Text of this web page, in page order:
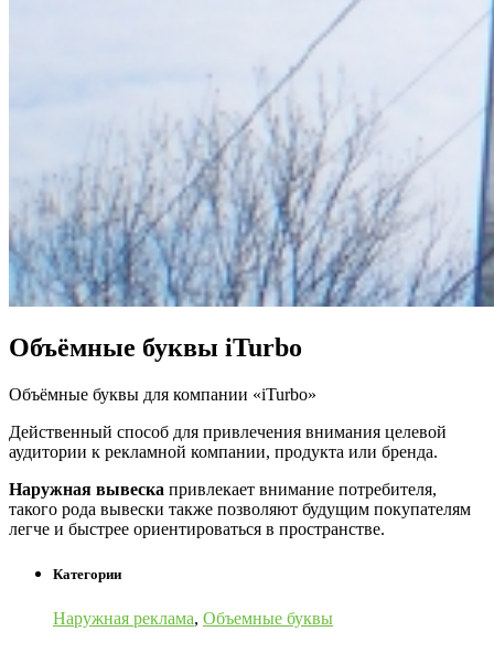
Объёмные буквы iTurbo
Объёмные буквы для компании «iTurbo»
Действенный способ для привлечения внимания целевой
аудитории к рекламной компании, продукта или бренда.
Наружная вывеска привлекает внимание потребителя,
такого рода вывески также позволяют будущим покупателям
легче и быстрее ориентироваться в пространстве.
Категории
Наружная реклама, Объемные буквы